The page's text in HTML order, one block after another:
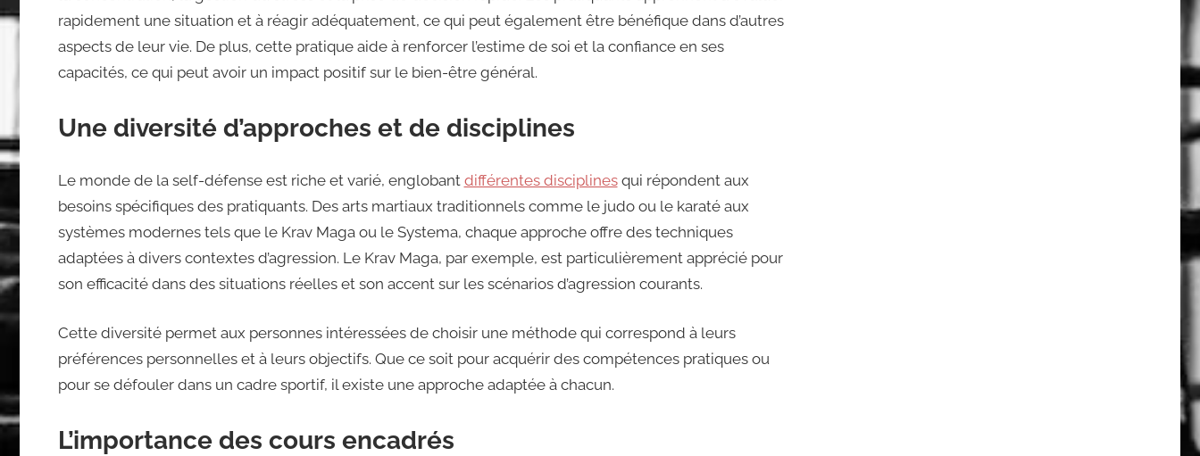
rapidement une situation et à réagir adéquatement, ce qui peut également être bénéfique dans d’autres
aspects de leur vie. De plus, cette pratique aide à renforcer l’estime de soi et la confiance en ses
capacités, ce qui peut avoir un impact positif sur le bien-être général.
Une diversité d’approches et de disciplines
Le monde de la self-défense est riche et varié, englobant différentes disciplinesqui répondent aux
besoins spécifiques des pratiquants. Des arts martiaux traditionnels comme le judo ou le karaté aux
systèmes modernes tels que le Krav Maga ou le Systema, chaque approche offre des techniques
adaptées à divers contextes d’agression. Le Krav Maga, par exemple, est particulièrement apprécié pour
son efficacité dans des situations réelles et son accent sur les scénarios d’agression courants.
Cette diversité permet aux personnes intéressées de choisir une méthode qui correspond à leurs
préférences personnelles et à leurs objectifs. Que ce soit pour acquérir des compétences pratiques ou
pour se défouler dans un cadre sportif, il existe une approche adaptée à chacun.
L’importance des cours encadrés